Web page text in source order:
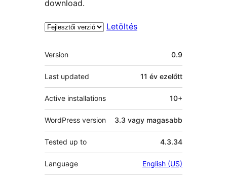
download.
Letöltés
Meta
Version 0.9
Last updated 11 év ezelőtt
Active installations 10+
WordPress version 3.3 vagy magasabb
Tested up to 4.3.34
Language English (US)